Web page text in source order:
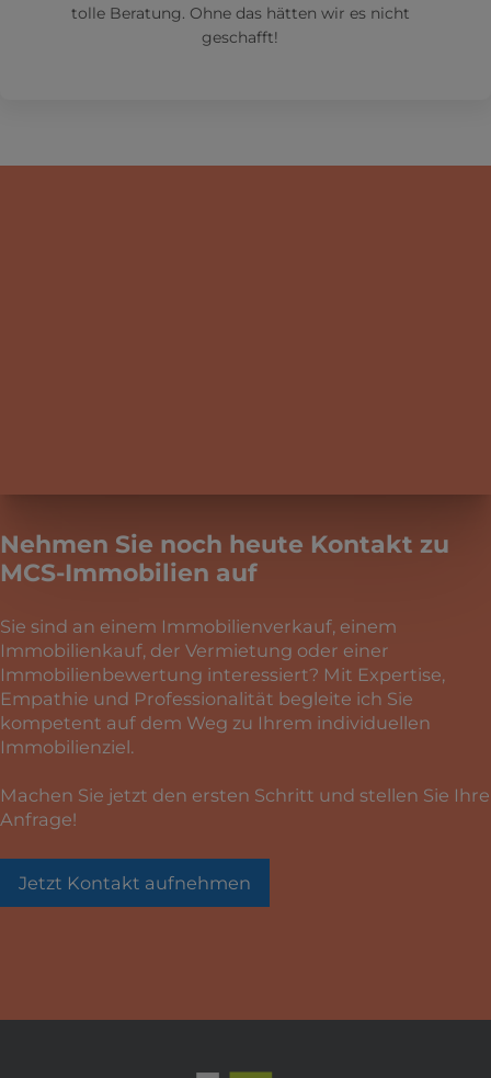
tolle Beratung. Ohne das hätten wir es nicht
geschafft!
Nehmen Sie noch heute Kontakt zu
MCS-Immobilien auf
Sie sind an einem Immobilienverkauf, einem
Immobilienkauf, der Vermietung oder einer
Immobilienbewertung interessiert? Mit Expertise,
Empathie und Professionalität begleite ich Sie
kompetent auf dem Weg zu Ihrem individuellen
Immobilienziel.
Machen Sie jetzt den ersten Schritt und stellen Sie Ihre
Anfrage!
Jetzt Kontakt aufnehmen